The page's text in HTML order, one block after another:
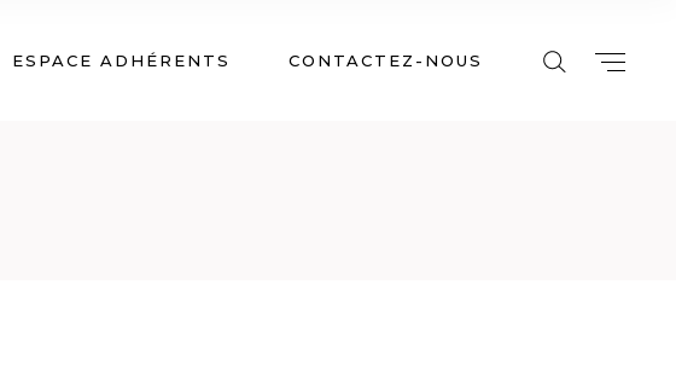
ESPACE ADHÉRENTS CONTACTEZ-NOUS